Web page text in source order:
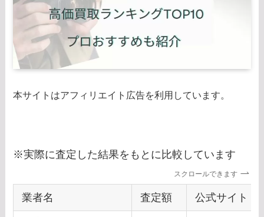
本サイトはアフィリエイト広告を利用しています。
※実際に査定した結果をもとに比較しています
スクロールできます
業者名 査定額 公式サイト